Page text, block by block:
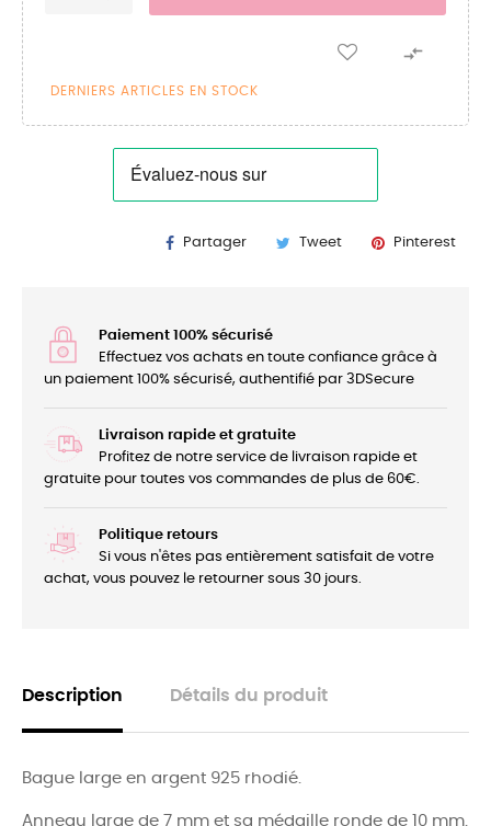

DERNIERS ARTICLES EN STOCK
Partager Tweet Pinterest
Paiement 100% sécurisé
Effectuez vos achats en toute confiance grâce à
un paiement 100% sécurisé, authentifié par 3DSecure
Livraison rapide et gratuite
Profitez de notre service de livraison rapide et
gratuite pour toutes vos commandes de plus de 60€.
Politique retours
Si vous n'êtes pas entièrement satisfait de votre
achat, vous pouvez le retourner sous 30 jours.
Description Détails du produit
Bague large en argent 925 rhodié.
Anneau large de 7 mm et sa médaille ronde de 10 mm.